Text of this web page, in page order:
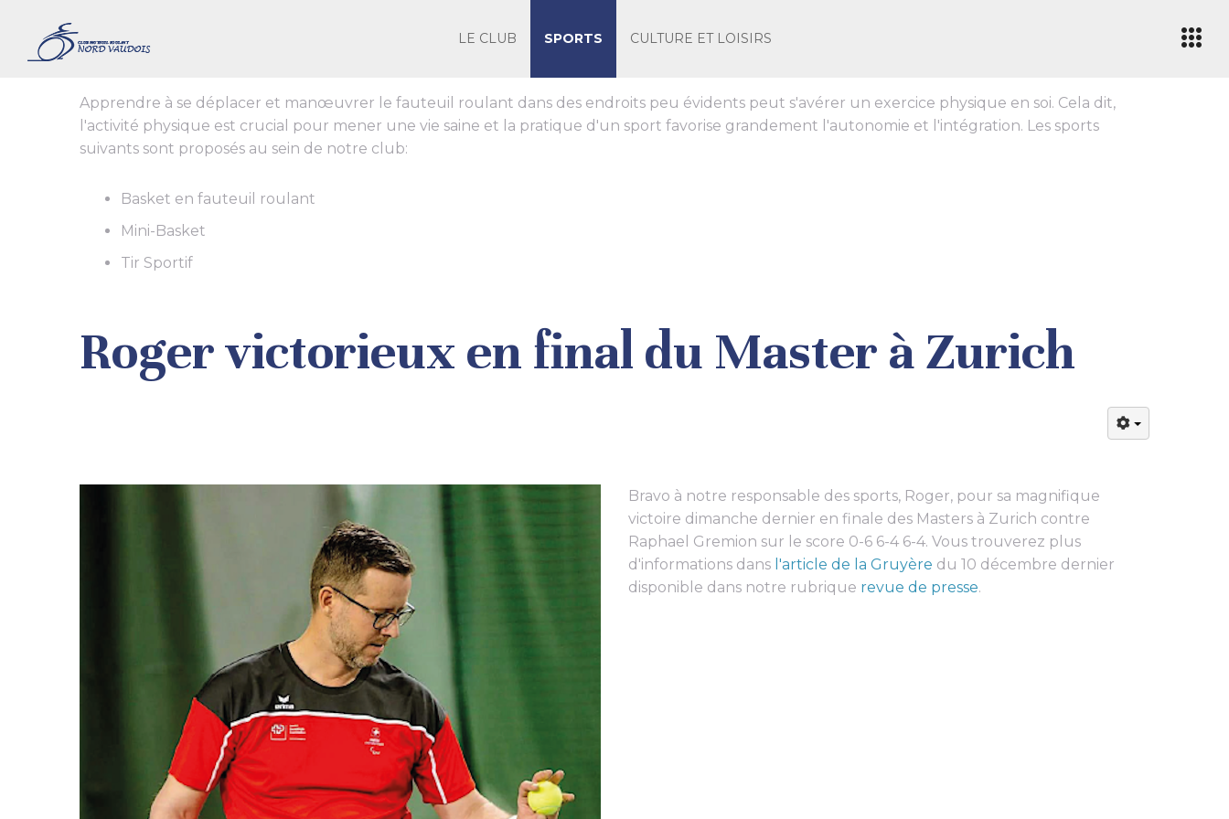
LE CLUB SPORTS CULTURE ET LOISIRS
Apprendre à se déplacer et manœuvrer le fauteuil roulant dans des endroits peu évidents peut s'avérer un exercice physique en soi. Cela dit,
l'activité physique est crucial pour mener une vie saine et la pratique d'un sport favorise grandement l'autonomie et l'intégration. Les sports
suivants sont proposés au sein de notre club:
Basket en fauteuil roulant
Mini-Basket
Tir Sportif
Roger victorieux en final du Master à Zurich
Bravo à notre responsable des sports, Roger, pour sa magnifique
victoire dimanche dernier en finale des Masters à Zurich contre
Raphael Gremion sur le score 0-6 6-4 6-4. Vous trouverez plus
d'informations dans l'article de la Gruyère du 10 décembre dernier
disponible dans notre rubrique revue de presse.